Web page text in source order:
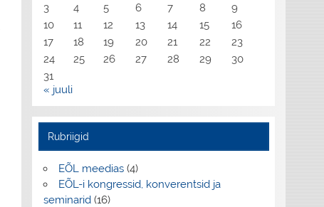
3
4 5 6 7 8
9
10
11 12 13 14 15
16
17
18 19 20 21 22
23
24
25 26 27 28 29
30
31
« juuli
Rubriigid
EÕL meedias(4)
EÕL-i kongressid, konverentsid ja
seminarid(16)